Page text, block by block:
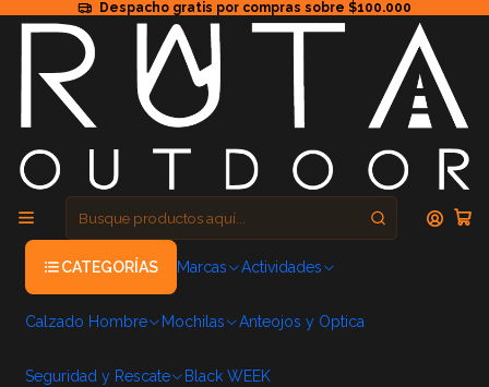
Despacho gratis por compras sobre $100.000
CATEGORÍAS Marcas Actividades
Calzado Hombre Mochilas Anteojos y Optica
Seguridad y Rescate Black WEEK